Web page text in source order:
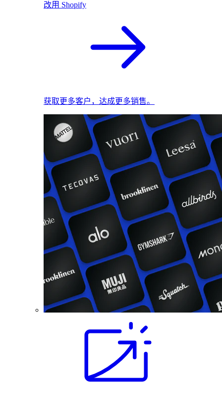
改用 Shopify
获取更多客户，达成更多销售。